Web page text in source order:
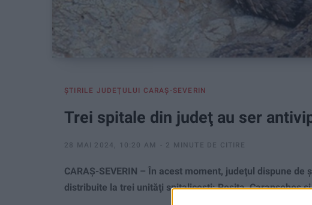
ŞTIRILE JUDEŢULUI CARAŞ-SEVERIN
Trei spitale din judeţ au ser
28 MAI 2024, 10:20 AM 2 MINUTE DE CITIRE
CARAŞ-SEVERIN – În acest moment, judeţul dispune
distribuite la trei unităţi spitaliceşti: Reşiţa, Caransebeş